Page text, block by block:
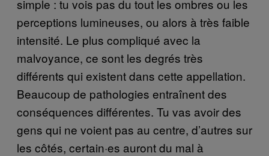
simple : tu vois pas du tout les ombres ou les
perceptions lumineuses, ou alors à très faible
intensité. Le plus compliqué avec la
malvoyance, ce sont les degrés très
différents qui existent dans cette appellation.
Beaucoup de pathologies entraînent des
conséquences différentes. Tu vas avoir des
gens qui ne voient pas au centre, d’autres sur
les côtés, certain·es auront du mal à